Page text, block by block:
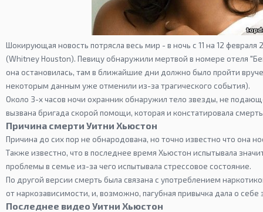
Шокирующая новость потрясла весь мир - в ночь с 11 на 12 февраля
(Whitney Houston). Певицу обнаружили мертвой в номере отеля
она остановилась, там в ближайшие дни должно было пройти
некоторым данным уже отменили из-за трагического события).
Около 3-х часов ночи охранник обнаружил тело звезды, не
вызвана бригада скорой помощи, которая и констатировала
Причина смерти Уитни Хьюстон
Причина до сих пор не обнародована, но точно известно что она
Также известно, что в последнее время Хьюстон испытывала
проблемы в семье из-за чего испытывала стрессовое состояние.
По другой версии смерть была связана с употреблением
от наркозависимости, и, возможно, пагубная привычка дала о себе
Последнее видео Уитни Хьюстон